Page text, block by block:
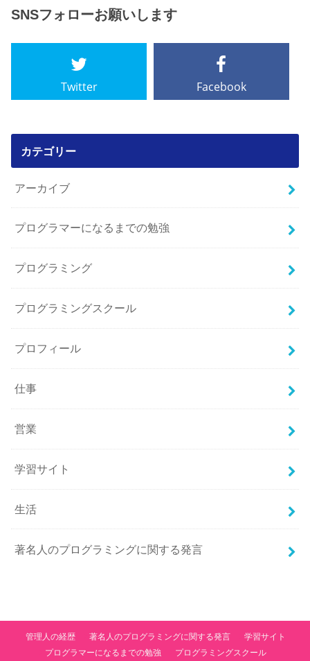
SNSフォローお願いします
Twitter Facebook
カテゴリー
アーカイブ
プログラマーになるまでの勉強
プログラミング
プログラミングスクール
プロフィール
仕事
営業
学習サイト
生活
著名人のプログラミングに関する発言
管理人の経歴 著名人のプログラミングに関する発言
学習サイト
プログラマーになるまでの勉強
プログラミングスクール